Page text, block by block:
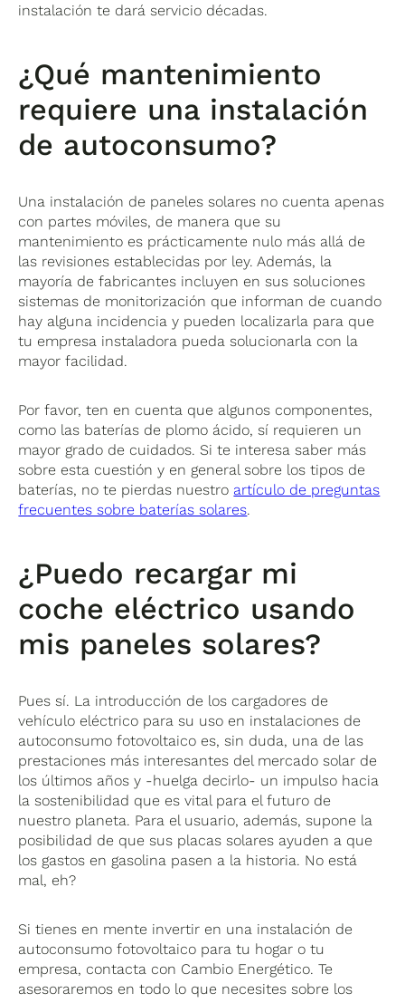
instalación te dará servicio décadas.
¿Qué mantenimiento
requiere una instalación
de autoconsumo?
Una instalación de paneles solares no cuenta apenas
con partes móviles, de manera que su
mantenimiento es prácticamente nulo más allá de
las revisiones establecidas por ley. Además, la
mayoría de fabricantes incluyen en sus soluciones
sistemas de monitorización que informan de cuando
hay alguna incidencia y pueden localizarla para que
tu empresa instaladora pueda solucionarla con la
mayor facilidad.
Por favor, ten en cuenta que algunos componentes,
como las baterías de plomo ácido, sí requieren un
mayor grado de cuidados. Si te interesa saber más
sobre esta cuestión y en general sobre los tipos de
baterías, no te pierdas nuestro artículo de preguntas
frecuentes sobre baterías solares.
¿Puedo recargar mi
coche eléctrico usando
mis paneles solares?
Pues sí. La introducción de los cargadores de
vehículo eléctrico para su uso en instalaciones de
autoconsumo fotovoltaico es, sin duda, una de las
prestaciones más interesantes del mercado solar de
los últimos años y -huelga decirlo- un impulso hacia
la sostenibilidad que es vital para el futuro de
nuestro planeta. Para el usuario, además, supone la
posibilidad de que sus placas solares ayuden a que
los gastos en gasolina pasen a la historia. No está
mal, eh?
Si tienes en mente invertir en una instalación de
autoconsumo fotovoltaico para tu hogar o tu
empresa, contacta con Cambio Energético. Te
asesoraremos en todo lo que necesites sobre los